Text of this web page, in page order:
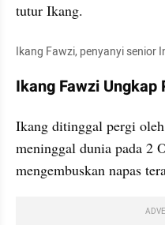
tutur Ikang.
Ikang Fawzi, penyanyi senior
Ikang Fawzi
Ikang ditinggal pergi
meninggal dunia pada 2
mengembuskan napas